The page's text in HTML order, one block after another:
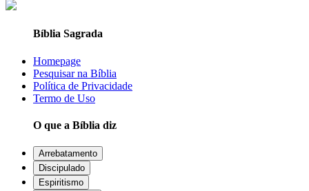
Bíblia Sagrada
Homepage
Pesquisar na Bíblia
Política de Privacidade
Termo de Uso
O que a Bíblia diz
Arrebatamento
Discipulado
Espiritismo